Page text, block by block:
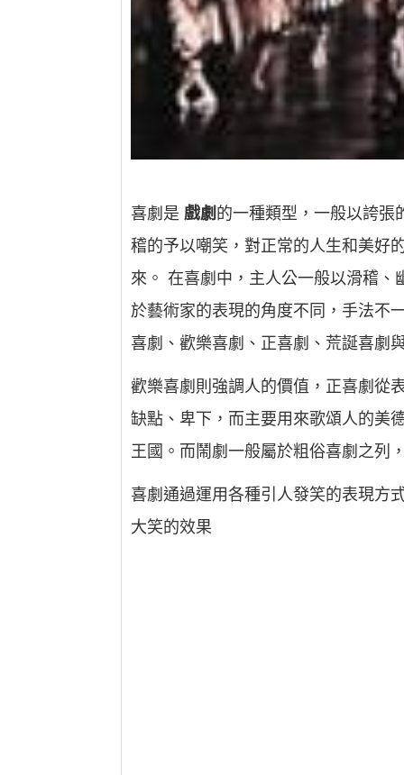
喜劇是 戲劇 的一種類型，一般以誇張
稽的予以嘲笑，對正常的人生和美好
來。 在喜劇中，主人公一般以滑稽
於藝術家的表現的角度不同，手法不
喜劇、歡樂喜劇、正喜劇、荒誕喜劇
歡樂喜劇則強調人的價值，正喜劇從
缺點、卑下，而主要用來歌頌人的美
王國。而鬧劇一般屬於粗俗喜劇之列
喜劇通過運用各種引人發笑的表現方
大笑的效果